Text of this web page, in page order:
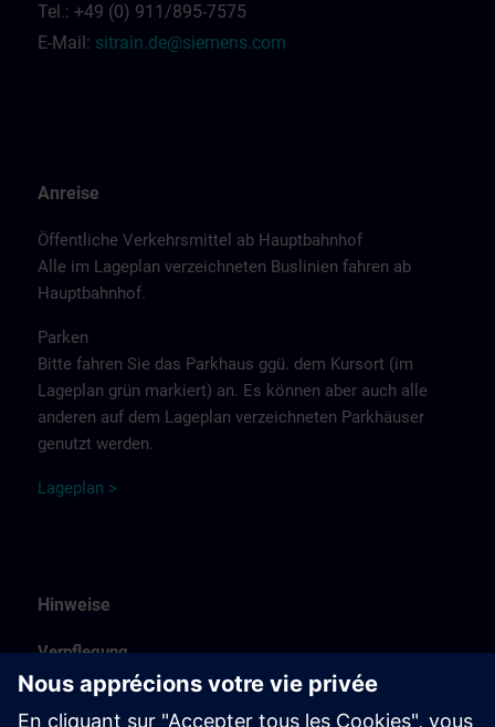
Tel.: +49 (0) 911/895-7575
E-Mail: sitrain.de@siemens.com
Anreise
Öffentliche Verkehrsmittel ab Hauptbahnhof
Alle im Lageplan verzeichneten Buslinien fahren ab
Hauptbahnhof.
Parken
Bitte fahren Sie das Parkhaus ggü. dem Kursort (im
Lageplan grün markiert) an. Es können aber auch alle
anderen auf dem Lageplan verzeichneten Parkhäuser
genutzt werden.
Lageplan >
Hinweise
Verpflegung
Unser Siemens-Kasino bietet Ihnen eine große
Menüauswahl. Kaffee und Wasser erhalten Sie